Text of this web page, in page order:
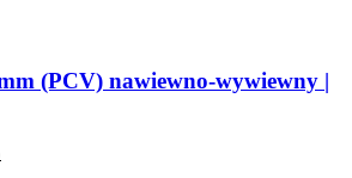
(PCV) nawiewno-wywiewny |